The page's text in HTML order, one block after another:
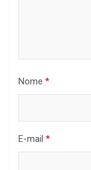
Nome *
E-mail *